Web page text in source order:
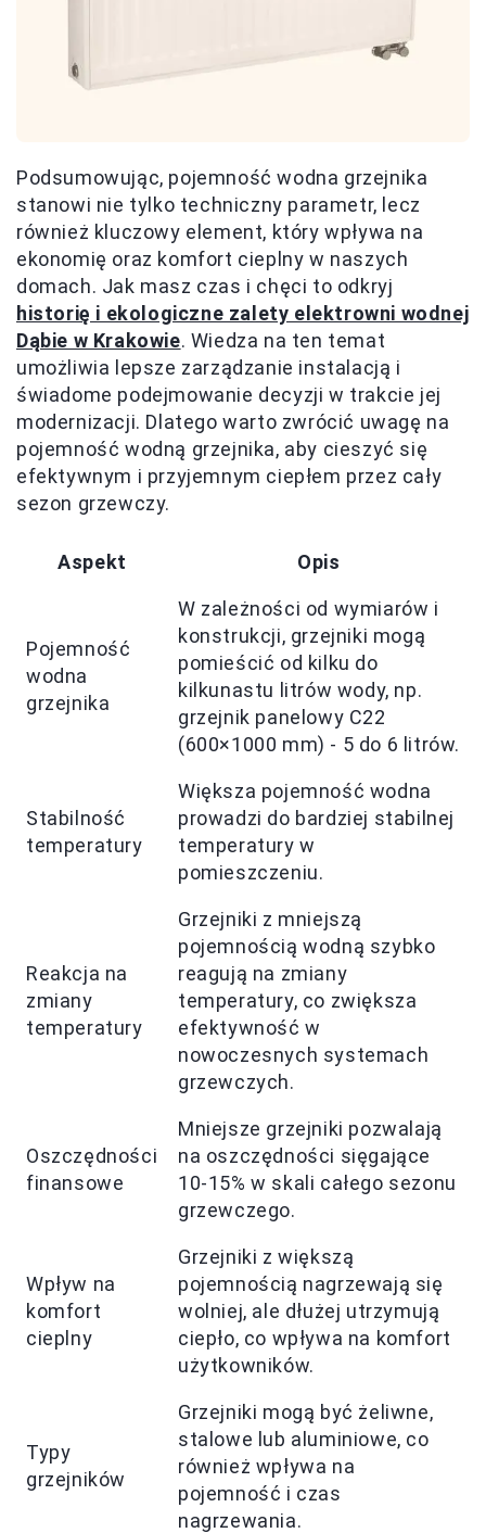
Podsumowując, pojemność wodna grzejnika
stanowi nie tylko techniczny parametr, lecz
również kluczowy element, który wpływa na
ekonomię oraz komfort cieplny w naszych
domach. Jak masz czas i chęci to odkryj
historię i ekologiczne zalety elektrowni wodnej
Dąbie w Krakowie. Wiedza na ten temat
umożliwia lepsze zarządzanie instalacją i
świadome podejmowanie decyzji w trakcie jej
modernizacji. Dlatego warto zwrócić uwagę na
pojemność wodną grzejnika, aby cieszyć się
efektywnym i przyjemnym ciepłem przez cały
sezon grzewczy.
Aspekt Opis
Pojemność
wodna
grzejnika
W zależności od wymiarów i
konstrukcji, grzejniki mogą
pomieścić od kilku do
kilkunastu litrów wody, np.
grzejnik panelowy C22
(600×1000 mm) - 5 do 6 litrów.
Stabilność
temperatury
Większa pojemność wodna
prowadzi do bardziej stabilnej
temperatury w
pomieszczeniu.
Reakcja na
zmiany
temperatury
Grzejniki z mniejszą
pojemnością wodną szybko
reagują na zmiany
temperatury, co zwiększa
efektywność w
nowoczesnych systemach
grzewczych.
Oszczędności
finansowe
Mniejsze grzejniki pozwalają
na oszczędności sięgające
10-15% w skali całego sezonu
grzewczego.
Wpływ na
komfort
cieplny
Grzejniki z większą
pojemnością nagrzewają się
wolniej, ale dłużej utrzymują
ciepło, co wpływa na komfort
użytkowników.
Typy
grzejników
Grzejniki mogą być żeliwne,
stalowe lub aluminiowe, co
również wpływa na
pojemność i czas
nagrzewania.